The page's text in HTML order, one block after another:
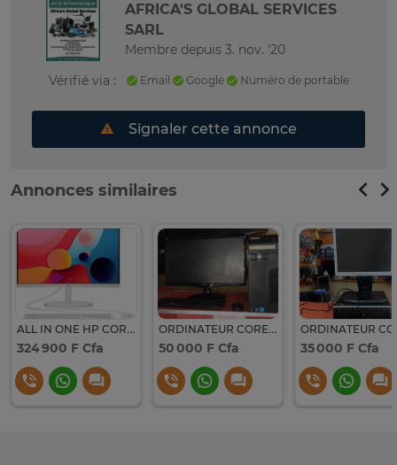
AFRICA'S GLOBAL SERVICES
SARL
Membre depuis 3. nov. '20
Vérifié via :
Email Google Numéro de portable
Signaler cette annonce
Annonces similaires
ALL IN ONE HP CORE I3 ECRAN 22 POUCES
324 900 F Cfa
ORDINATEUR CORE I5 I7 AVEC ECRAN DE 19 à 24 POUCES
50 000 F Cfa 35 000 F Cfa